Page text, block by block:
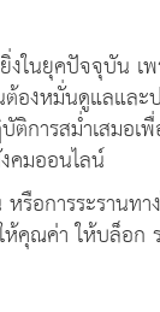
ในยุคปัจจุบัน เ
องหมั่นดูแลและ
ติการสม่ำเสม
คมออนไลน์
อการระรานท
คุณค่า ให้บล็อก